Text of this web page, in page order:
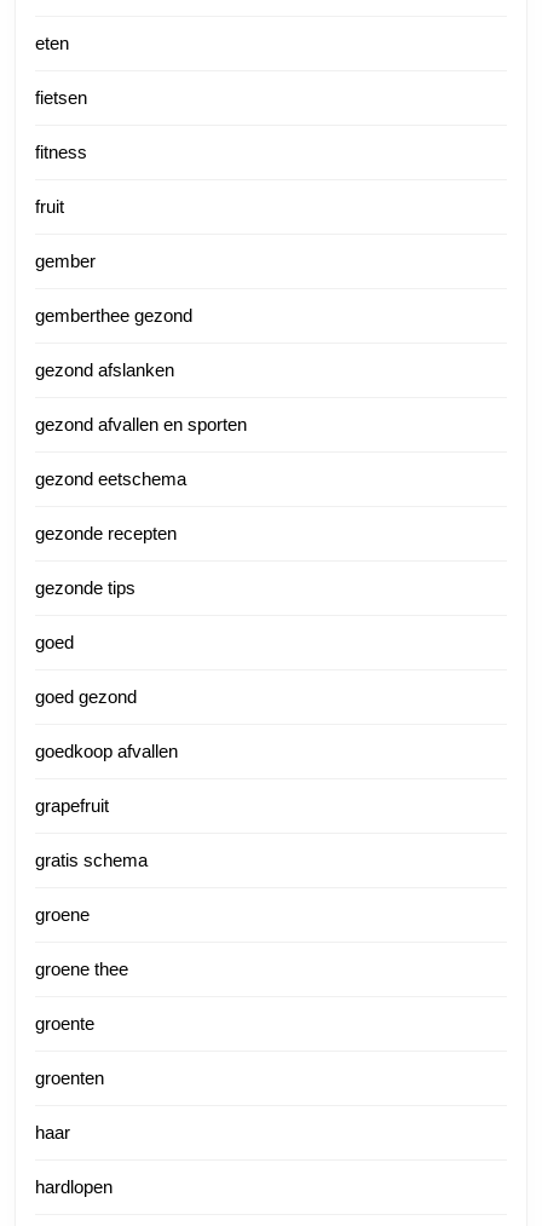
eten
fietsen
fitness
fruit
gember
gemberthee gezond
gezond afslanken
gezond afvallen en sporten
gezond eetschema
gezonde recepten
gezonde tips
goed
goed gezond
goedkoop afvallen
grapefruit
gratis schema
groene
groene thee
groente
groenten
haar
hardlopen